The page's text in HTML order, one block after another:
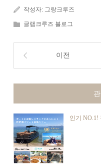
작성자: 그랑크루즈
글램크루즈 블로그
이전
인기 NO.1!